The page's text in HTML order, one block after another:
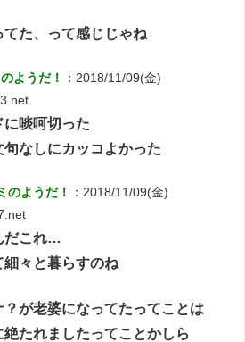
た、って感じじゃね
ようだ！
：2018/11/09(金)
に啖呵切った
なしにカッコよかった
のようだ！
：2018/11/09(金)
だこれ…
々と暮らすのね
が老婆になってたってことは
たれましたってことかしら